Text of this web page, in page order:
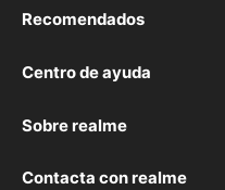
Recomendados
realme P4 Lite
realme P4x
realme 16 5G
Centro de ayuda
Preguntas frecuentes
Declaración de la EU
Sobre realme
Nuestra marca
Contacta con realme